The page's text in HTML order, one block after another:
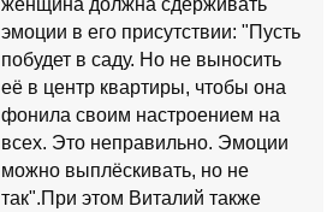
женщина должна сдерживать
эмоции в его присутствии: "Пусть
побудет в саду. Но не выносить
её в центр квартиры, чтобы она
фонила своим настроением на
всех. Это неправильно. Эмоции
можно выплёскивать, но не
так".При этом Виталий также